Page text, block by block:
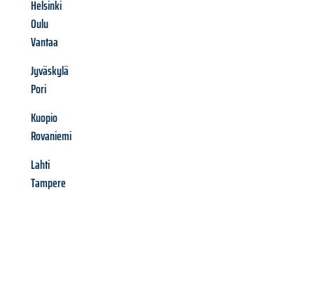
Helsinki
Oulu
Vantaa
Jyväskylä
Pori
Kuopio
Rovaniemi
Lahti
Tampere